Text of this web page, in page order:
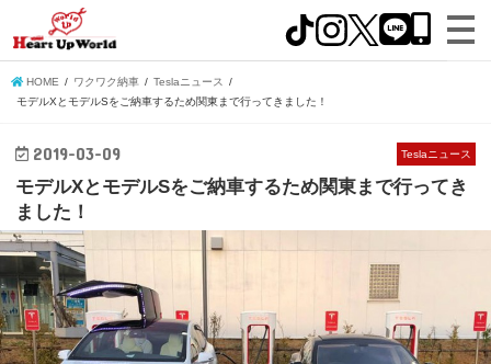
HOME ワクワク納車
Teslaニュース
モデルXとモデルSをご納車するため関東まで行ってきました！
Teslaニュース
2019-03-09
モデルXとモデルSをご納車するため関東まで行ってき
ました！